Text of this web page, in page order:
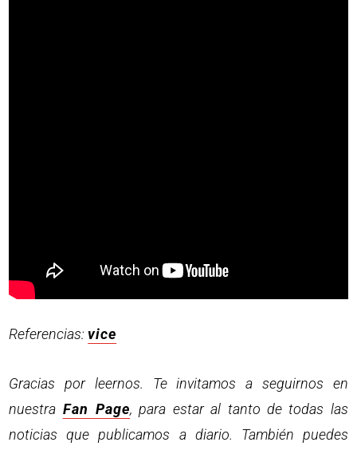
Referencias:vice
Gracias por leernos. Te invitamos a seguirnos en
nuestra Fan Page, para estar al tanto de todas las
noticias que publicamos a diario. También puedes